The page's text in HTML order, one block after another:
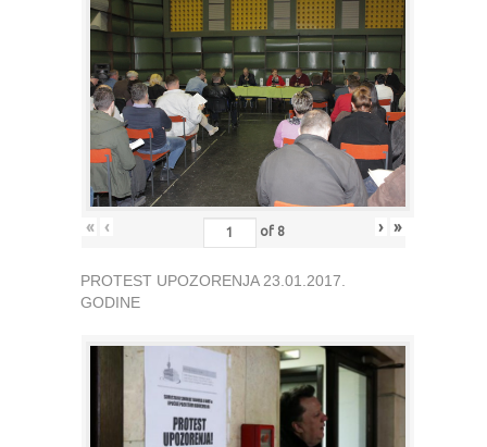
« ‹ of 8 › »
PROTEST UPOZORENJA 23.01.2017.
GODINE